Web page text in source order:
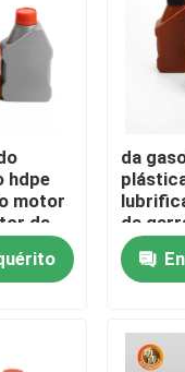
plástica
hdpe
motor
da
da
da
da
motor